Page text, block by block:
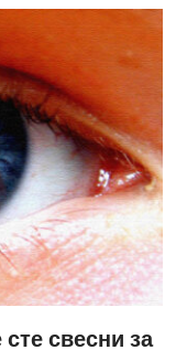
свесни за